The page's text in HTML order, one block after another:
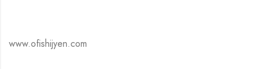
www.ofishijyen.com